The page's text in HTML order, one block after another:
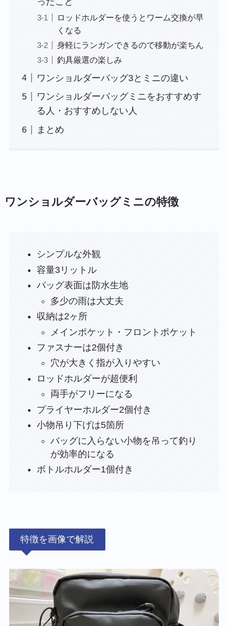
ロッドホルダーを使うとワーム交換が早
くなる
身軽にランガンできるので移動が楽ちん
釣具厳選の楽しみ
ワンショルダーバッグ3とミニの違い
ワンショルダーバッグミニをおすすめす
る人・おすすめしない人
まとめ
ワンショルダーバッグミニの特徴
シンプルな外観
容量3リットル
バッグ表面は防水生地
多少の雨は大丈夫
収納は2ヶ所
メインポケット・フロントポケット
ファスナーは2個付き
穴が大きく指が入りやすい
ロッドホルダーが超便利
両手がフリーになる
プライヤーホルダー2個付き
小物吊り下げは5箇所
バッグに入らない小物を吊って釣り
が効率的になる
ボトルホルダー1個付き
特徴を画像で解説